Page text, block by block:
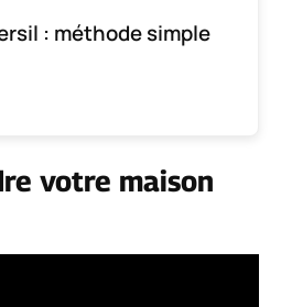
: méthode simple
votre maison